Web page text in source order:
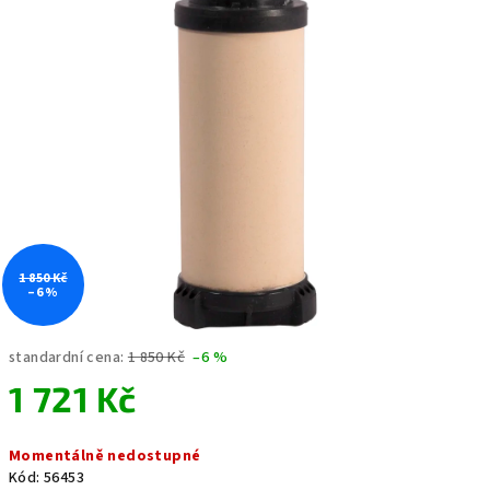
standardní cena: 1 850 Kč –6 %
1 721 Kč
cena:
Momentálně nedostupné
Kód: 56453
1 850 Kč
–6 %